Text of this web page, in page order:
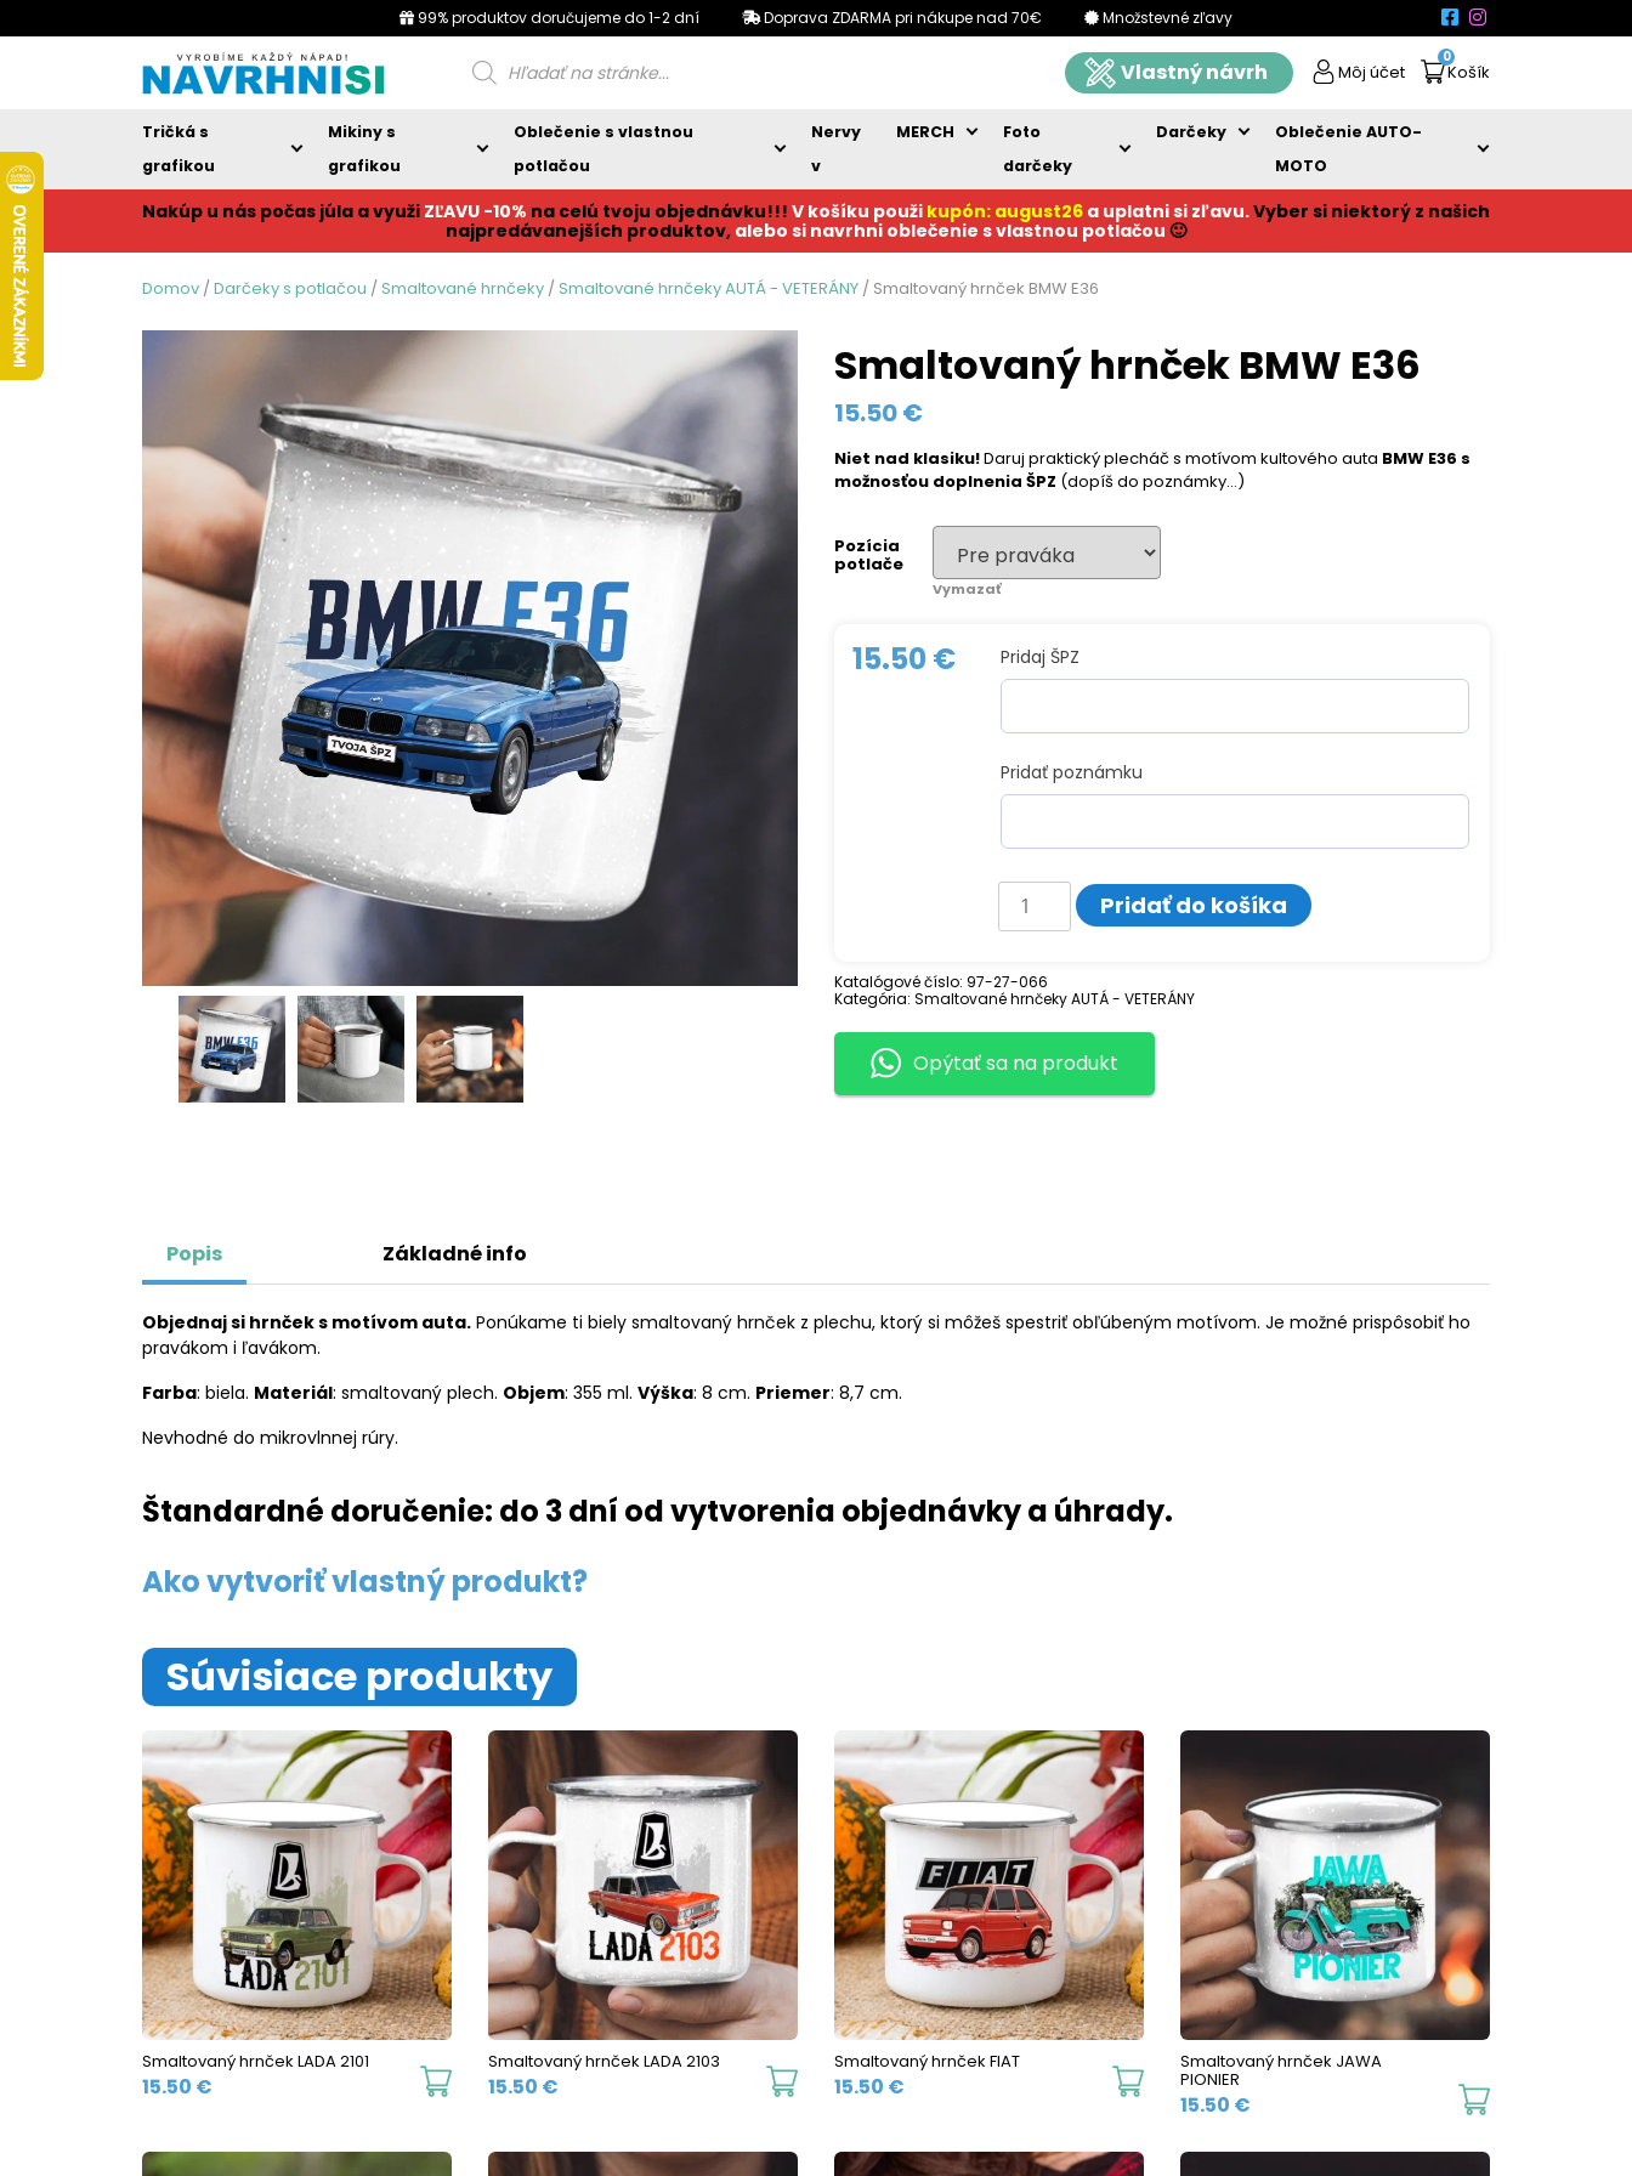
99% produktov doručujeme do 1-2 dní Doprava ZDARMA pri nákupe nad 70€ Množstevné zľavy
Products
search Vlastný návrh Môj účet
0
Košík
Tričká s
grafikou
Mikiny s
grafikou
Oblečenie s vlastnou
potlačou
Nervy
v
MERCH
Foto
darčeky
Darčeky
Oblečenie AUTO-
MOTO
Nakúp u nás počas júla a využi ZĽAVU -10% na celú tvoju objednávku!!! V košíku použi kupón: august26 a uplatni si zľavu.Vyber si niektorý z našich
najpredávanejších produktov, alebo si navrhni oblečenie s vlastnou potlačou 🙂
Domov /Darčeky s potlačou /Smaltované hrnčeky /Smaltované hrnčeky AUTÁ - VETERÁNY / Smaltovaný hrnček BMW E36
Smaltovaný hrnček BMW E36
15.50€
Niet nad klasiku!Daruj praktický plecháč s motívom kultového auta BMW E36 s
možnosťou doplnenia ŠPZ (dopíš do poznámky…)
Pozícia
potlače
Vymazať
15.50€ Pridaj ŠPZ
Pridať poznámku
množstvo
Smaltovaný
hrnček
E36
Pridať do košíka
Katalógové číslo: 97-27-066
Kategória: Smaltované hrnčeky AUTÁ - VETERÁNY
Opýtať sa na produkt
Popis Základné info
Objednaj si hrnček s motívom auta. Ponúkame ti biely smaltovaný hrnček z plechu, ktorý si môžeš spestriť obľúbeným motívom. Je možné prispôsobiť ho
pravákom i ľavákom.
Farba: biela. Materiál: smaltovaný plech. Objem: 355 ml. Výška: 8 cm. Priemer: 8,7 cm.
Nevhodné do mikrovlnnej rúry.
Štandardné doručenie: do 3 dní od vytvorenia objednávky a úhrady.
Ako vytvoriť vlastný produkt?
Súvisiace produkty
Smaltovaný hrnček LADA 2101
15.50 €
This
has
Smaltovaný hrnček LADA 2103
15.50 €
This
has
Smaltovaný hrnček FIAT
15.50 €
This
product
has
Smaltovaný hrnček JAWA
PIONIER
15.50 €
This
has